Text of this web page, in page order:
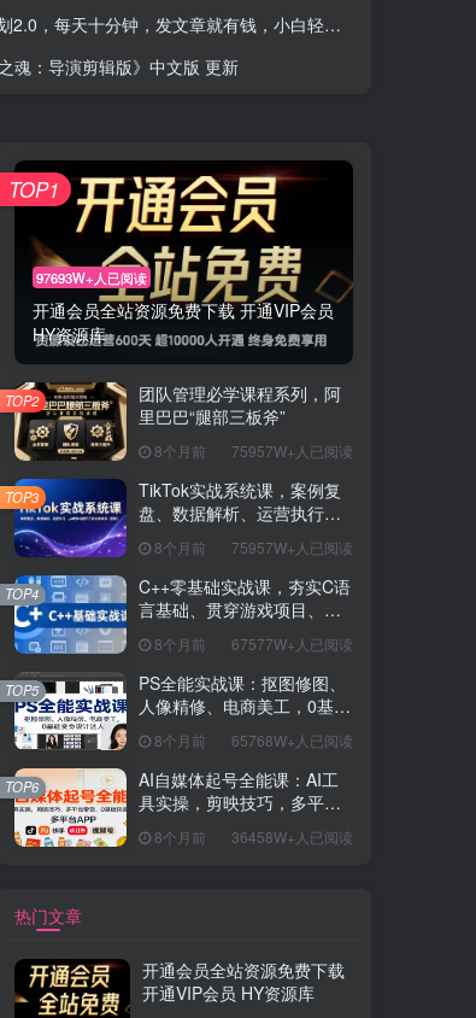
，每天十分钟，发文章就有钱，小白轻松月入1w＋
魂：导演剪辑版》中文版 更新
97693W+人已阅读
开通会员全站资源免费下载 开通VIP会员
HY资源库
TOP1
团队管理必学课程系列，阿
里巴巴“腿部三板斧”
8个月前 75957W+人已阅读
TOP2
TikTok实战系统课，案例复
盘、数据解析、运营执行，
（更新）
8个月前 75957W+人已阅读
TOP3
C++零基础实战课，夯实C语
言基础、贯穿游戏项目、掌
薪15K+岗位
8个月前 67577W+人已阅读
TOP4
PS全能实战课：抠图修图、
人像精修、电商美工，0基础
8个月前 65768W+人已阅读
TOP5
AI自媒体起号全能课：AI工
具实操，剪映技巧，多平台
8个月前 36458W+人已阅读
TOP6
热门文章
开通会员全站资源免费下载
开通VIP会员 HY资源库